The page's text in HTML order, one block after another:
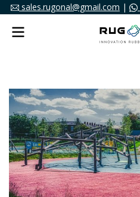
sales.rugonal@gmail.com |